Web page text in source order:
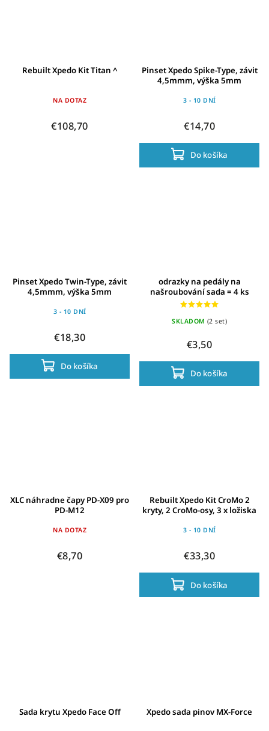
Rebuilt Xpedo Kit Titan ^
NA DOTAZ
€108,70
Pinset Xpedo Spike-Type, závit
4,5mmm, výška 5mm
3 - 10 DNÍ
€14,70
Do košíka
Pinset Xpedo Twin-Type, závit
4,5mmm, výška 5mm
3 - 10 DNÍ
€18,30
Do košíka
odrazky na pedály na
našroubování sada = 4 ks
SKLADOM (2 set)
€3,50
Do košíka
XLC náhradne čapy PD-X09 pro
PD-M12
NA DOTAZ
€8,70
Rebuilt Xpedo Kit CroMo 2
kryty, 2 CroMo-osy, 3 x ložiska
3 - 10 DNÍ
€33,30
Do košíka
Sada krytu Xpedo Face Off Xpedo sada pinov MX-Force